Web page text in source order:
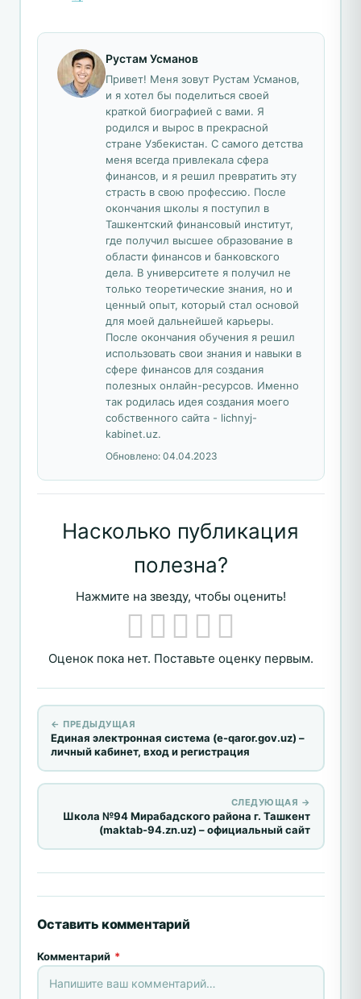
Рустам Усманов
Привет! Меня зовут Рустам Усманов,
и я хотел бы поделиться своей
краткой биографией с вами. Я
родился и вырос в прекрасной
стране Узбекистан. С самого детства
меня всегда привлекала сфера
финансов, и я решил превратить эту
страсть в свою профессию. После
окончания школы я поступил в
Ташкентский финансовый институт,
где получил высшее образование в
области финансов и банковского
дела. В университете я получил не
только теоретические знания, но и
ценный опыт, который стал основой
для моей дальнейшей карьеры.
После окончания обучения я решил
использовать свои знания и навыки в
сфере финансов для создания
полезных онлайн-ресурсов. Именно
так родилась идея создания моего
собственного сайта - lichnyj-
kabinet.uz.
Обновлено: 04.04.2023
Насколько публикация
полезна?
Нажмите на звезду, чтобы оценить!
Оценок пока нет. Поставьте оценку первым.
← ПРЕДЫДУЩАЯ
Единая электронная система (e-qaror.gov.uz) –
личный кабинет, вход и регистрация
СЛЕДУЮЩАЯ →
Школа №94 Мирабадского района г. Ташкент
(maktab-94.zn.uz) – официальный сайт
Оставить комментарий
Комментарий *